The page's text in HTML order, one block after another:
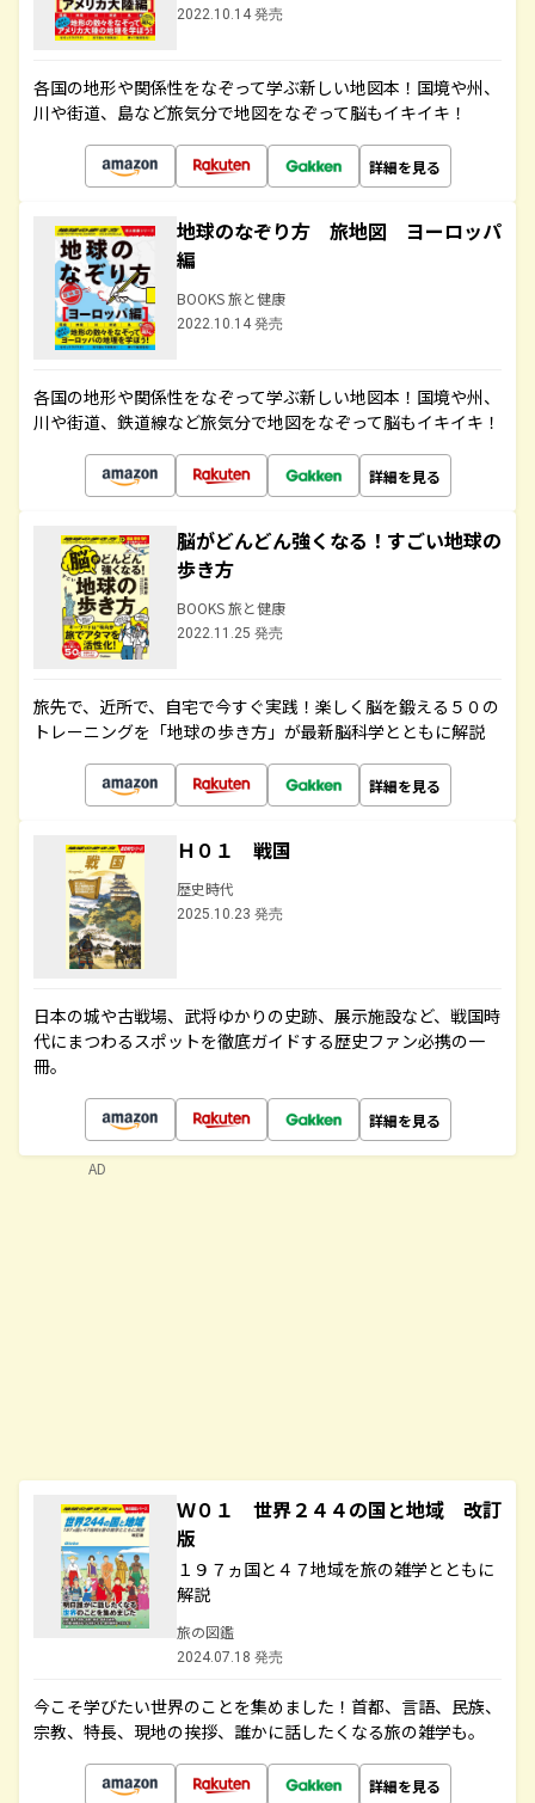
2022.10.14 発売
各国の地形や関係性をなぞって学ぶ新しい地図本！国境や州、
川や街道、島など旅気分で地図をなぞって脳もイキイキ！
詳細を見る
地球のなぞり方 旅地図 ヨーロッパ
編
BOOKS 旅と健康
2022.10.14 発売
各国の地形や関係性をなぞって学ぶ新しい地図本！国境や州、
川や街道、鉄道線など旅気分で地図をなぞって脳もイキイキ！
詳細を見る
脳がどんどん強くなる！すごい地球の
歩き方
BOOKS 旅と健康
2022.11.25 発売
旅先で、近所で、自宅で今すぐ実践！楽しく脳を鍛える５０の
トレーニングを「地球の歩き方」が最新脳科学とともに解説
詳細を見る
Ｈ０１ 戦国
歴史時代
2025.10.23 発売
日本の城や古戦場、武将ゆかりの史跡、展示施設など、戦国時
代にまつわるスポットを徹底ガイドする歴史ファン必携の一
冊。
詳細を見る
Ｗ０１ 世界２４４の国と地域 改訂
版
１９７ヵ国と４７地域を旅の雑学とともに
解説
旅の図鑑
2024.07.18 発売
今こそ学びたい世界のことを集めました！首都、言語、民族、
宗教、特長、現地の挨拶、誰かに話したくなる旅の雑学も。
詳細を見る
AD